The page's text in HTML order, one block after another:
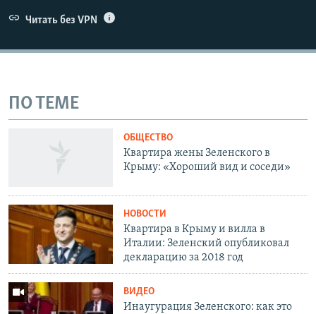
Читать без VPN
ПО ТЕМЕ
ОБЩЕСТВО
Квартира жены Зеленского в
Крыму: «Хороший вид и соседи»
НОВОСТИ
Квартира в Крыму и вилла в
Италии: Зеленский опубликовал
декларацию за 2018 год
ВИДЕО
Инаугурация Зеленского: как это